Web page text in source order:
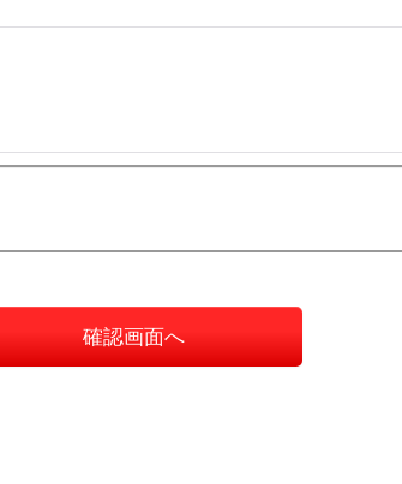
確認画面へ